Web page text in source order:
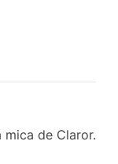
mica de Claror.